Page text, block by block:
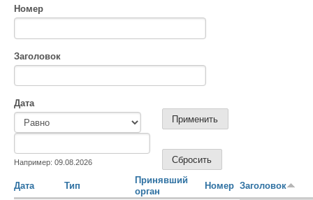
Номер
Заголовок
Дата
Например: 09.08.2026
Дата Тип
Принявший
орган
Номер Заголовок